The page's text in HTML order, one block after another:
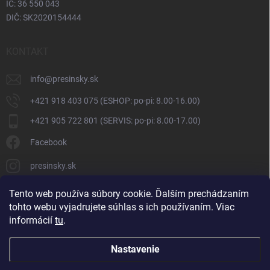
Tento web používa súbory cookie. Ďalším prechádzaním
tohto webu vyjadrujete súhlas s ich používaním. Viac
informácií tu.
Nastavenie
IČ: 36 550 043
DIČ: SK2020154444
info@presinsky.sk
+421 918 403 075 (ESHOP: po-pi: 8.00-16.00)
+421 905 722 801 (SERVIS: po-pi: 8.00-17.00)
Facebook
presinsky.sk